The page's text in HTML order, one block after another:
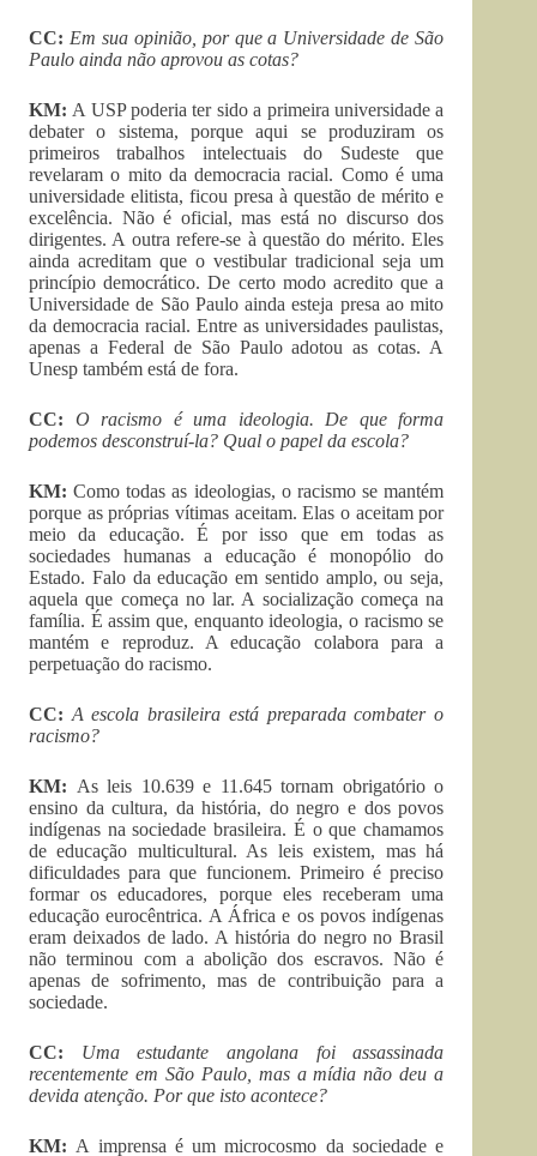
CC: Em sua opinião, por que a Universidade de São
Paulo ainda não aprovou as cotas?
KM: A USP poderia ter sido a primeira universidade a
debater o sistema, porque aqui se produziram os
primeiros trabalhos intelectuais do Sudeste que
revelaram o mito da democracia racial. Como é uma
universidade elitista, ficou presa à questão de mérito e
excelência. Não é oficial, mas está no discurso dos
dirigentes. A outra refere-se à questão do mérito. Eles
ainda acreditam que o vestibular tradicional seja um
princípio democrático. De certo modo acredito que a
Universidade de São Paulo ainda esteja presa ao mito
da democracia racial. Entre as universidades paulistas,
apenas a Federal de São Paulo adotou as cotas. A
Unesp também está de fora.
CC:
O racismo é uma ideologia. De que forma
podemos desconstruí-la? Qual o papel da escola?
KM: Como todas as ideologias, o racismo se mantém
porque as próprias vítimas aceitam. Elas o aceitam por
meio da educação. É por isso que em todas as
sociedades humanas a educação é monopólio do
Estado. Falo da educação em sentido amplo, ou seja,
aquela que começa no lar. A socialização começa na
família. É assim que, enquanto ideologia, o racismo se
mantém e reproduz. A educação colabora para a
perpetuação do racismo.
CC: A escola brasileira está preparada combater o
racismo?
KM: As leis 10.639 e 11.645 tornam obrigatório o
ensino da cultura, da história, do negro e dos povos
indígenas na sociedade brasileira. É o que chamamos
de educação multicultural. As leis existem, mas há
dificuldades para que funcionem. Primeiro é preciso
formar os educadores, porque eles receberam uma
educação eurocêntrica. A África e os povos indígenas
eram deixados de lado. A história do negro no Brasil
não terminou com a abolição dos escravos. Não é
apenas de sofrimento, mas de contribuição para a
sociedade.
CC:
Uma estudante angolana foi assassinada
recentemente em São Paulo, mas a mídia não deu a
devida atenção. Por que isto acontece?
KM: A imprensa é um microcosmo da sociedade e